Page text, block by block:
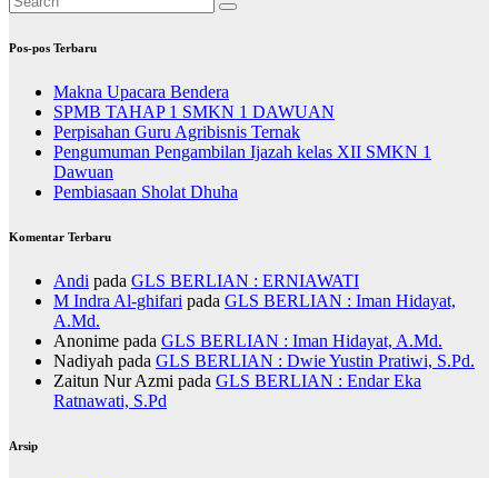
Pos-pos Terbaru
Makna Upacara Bendera
SPMB TAHAP 1 SMKN 1 DAWUAN
Perpisahan Guru Agribisnis Ternak
Pengumuman Pengambilan Ijazah kelas XII SMKN 1
Dawuan
Pembiasaan Sholat Dhuha
Komentar Terbaru
Andi pada GLS BERLIAN : ERNIAWATI
M Indra Al-ghifari pada GLS BERLIAN : Iman Hidayat,
A.Md.
Anonime pada GLS BERLIAN : Iman Hidayat, A.Md.
Nadiyah pada GLS BERLIAN : Dwie Yustin Pratiwi, S.Pd.
Zaitun Nur Azmi pada GLS BERLIAN : Endar Eka
Ratnawati, S.Pd
Arsip